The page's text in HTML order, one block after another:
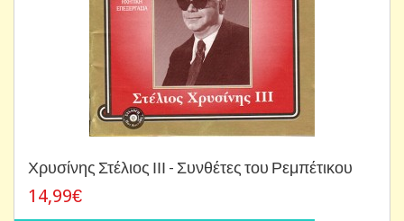
Χρυσίνης Στέλιος ΙΙΙ - Συνθέτες του Ρεμπέτικου
14,99€